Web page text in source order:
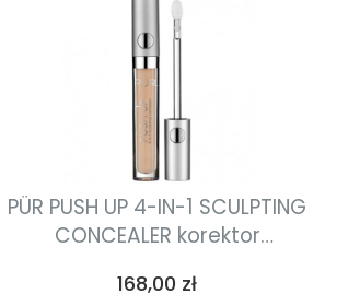
PÜR PUSH UP 4-IN-1 SCULPTING
CONCEALER korektor
Cena
168,00 zł